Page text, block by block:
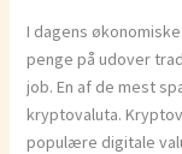
I dagens
penge på udover
job. En af de mest
kryptovaluta.
populære digitale